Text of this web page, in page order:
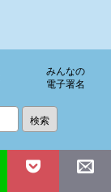
みんなの
電子署名